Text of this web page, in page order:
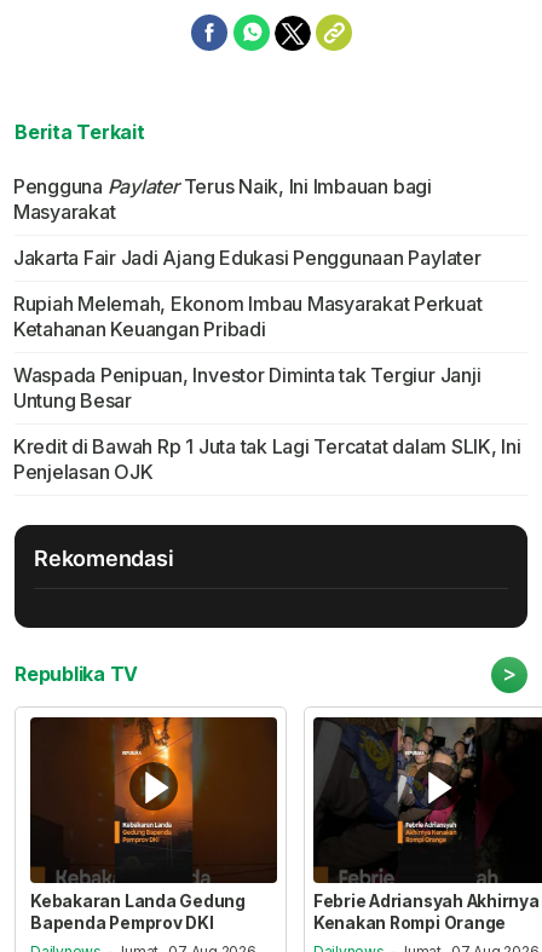
Berita Terkait
Pengguna PaylaterTerus Naik, Ini Imbauan bagi
Masyarakat
Jakarta Fair Jadi Ajang Edukasi Penggunaan Paylater
Rupiah Melemah, Ekonom Imbau Masyarakat Perkuat
Ketahanan Keuangan Pribadi
Waspada Penipuan, Investor Diminta tak Tergiur Janji
Untung Besar
Kredit di Bawah Rp 1 Juta tak Lagi Tercatat dalam SLIK, Ini
Penjelasan OJK
Rekomendasi
Republika TV >
Kebakaran Landa Gedung
Bapenda Pemprov DKI
Febrie Adriansyah Akhirnya
Kenakan Rompi Orange